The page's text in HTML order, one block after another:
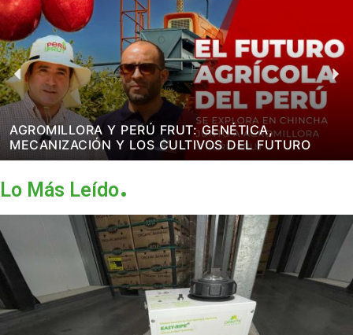
AGROMILLORA Y PERÚ FRUT: GENÉTICA,
MECANIZACIÓN Y LOS CULTIVOS DEL FUTURO
P
r
e
v
i
o
s
N
e
x
t
Lo Más Leído.